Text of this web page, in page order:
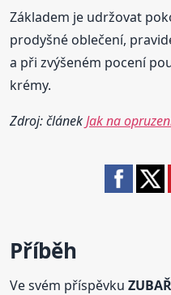
Základem je udržovat
prodyšné oblečení,
a při zvýšeném pocení
krémy.
Zdroj: článekJak na
Příběh
Ve svém příspěvku